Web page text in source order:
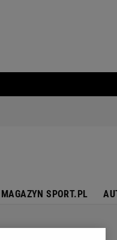
MAGAZYN SPORT.PL